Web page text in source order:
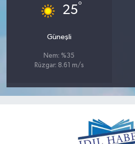
25°
Güneşli
Nem: %35
Rüzgar: 8.61 m/s